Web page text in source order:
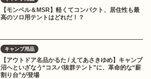
【モンベル＆MSR】軽くてコンパクト、居住性も最
高のソロ用テントはどれだ！？
キャンプ用品
【アウトドア名品かるた / えてあさきゆめ】キャンプ
沼へといざなう“コスパ抜群テント”に、革命的な“薪
割り台”が登場